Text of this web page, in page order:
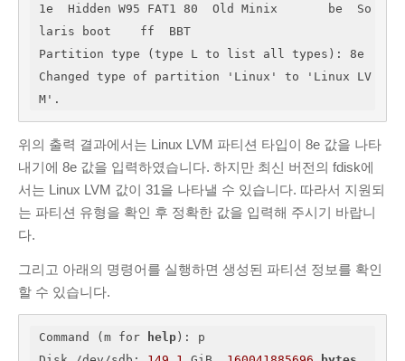
1e  Hidden W95 FAT1 80  Old Minix       be  So
laris boot    ff  BBT
Partition type (type L to list all types): 8e
Changed type of partition 'Linux' to 'Linux LV
M'.
위의 출력 결과에서는 Linux LVM 파티션 타입이 8e 값을 나타
내기에 8e 값을 입력하였습니다. 하지만 최신 버전의 fdisk에
서는 Linux LVM 값이 31을 나타낼 수 있습니다. 따라서 지원되
는 파티션 유형을 확인 후 정확한 값을 입력해 주시기 바랍니
다.
그리고 아래의 명령어를 실행하면 생성된 파티션 정보를 확인
할 수 있습니다.
Command (m for help ): p